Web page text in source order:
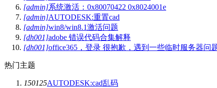
[admin]系统激活：0x80070422 0x8024001e
[admin]AUTODESK:重置cad
[admin]win8/win8.1激活问题
[dh001]adobe 错误代码合集解释
[dh001]office365，登录 很抱歉，遇到一些临时服务器问
热门主题
150125AUTODESK:cad乱码